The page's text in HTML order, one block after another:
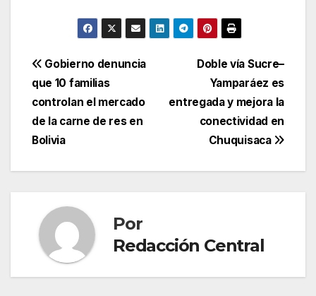
Navegación
de
entradas
Doble vía Sucre–
Yamparáez es
entregada y mejora la
conectividad en
Chuquisaca
Gobierno denuncia
que 10 familias
controlan el mercado
de la carne de res en
Bolivia
Por
Redacción Central